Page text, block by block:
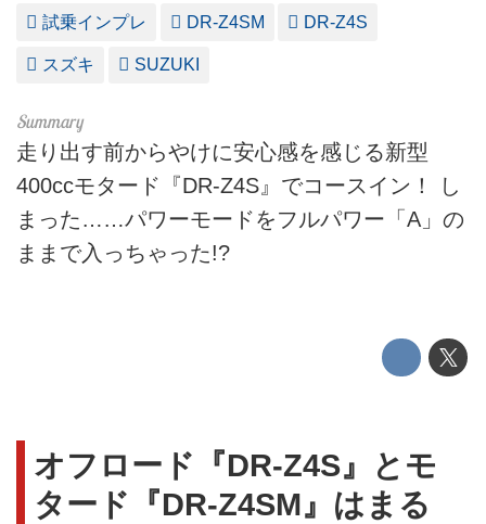
試乗インプレ DR-Z4SM DR-Z4S
スズキ SUZUKI
走り出す前からやけに安心感を感じる新型
400ccモタード『DR-Z4S』でコースイン！ し
まった……パワーモードをフルパワー「A」の
ままで入っちゃった!?
オフロード『DR-Z4S』とモ
タード『DR-Z4SM』はまる